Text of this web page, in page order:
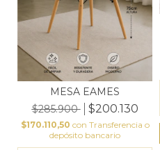
MESA EAMES
$285.900
$200.130
$170.110,50 con Transferencia o
depósito bancario